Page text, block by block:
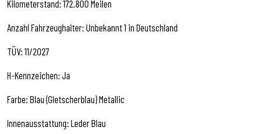
Kilometerstand: 172.800 Meilen
Anzahl Fahrzeughalter: Unbekannt 1 in Deutschland
TÜV: 11/2027
H-Kennzeichen: Ja
Farbe: Blau (Gletscherblau) Metallic
Innenausstattung: Leder Blau